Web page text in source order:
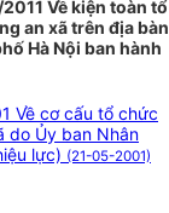
Về kiện toàn tổ
an xã trên địa bàn
Hà Nội ban hành
Về cơ cấu tổ chức
do Ủy ban Nhân
lực) (21-05-2001)